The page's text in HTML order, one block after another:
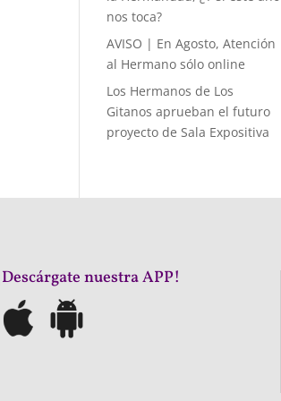
nos toca?
AVISO | En Agosto, Atención
al Hermano sólo online
Los Hermanos de Los
Gitanos aprueban el futuro
proyecto de Sala Expositiva
nuestra APP!